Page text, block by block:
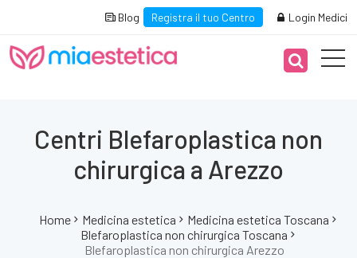
Blog Registra il tuo Centro Login Medici
Centri Blefaroplastica non
chirurgica a Arezzo
Home Medicina estetica
Medicina estetica Toscana
Blefaroplastica non chirurgica Toscana
Blefaroplastica non chirurgica Arezzo